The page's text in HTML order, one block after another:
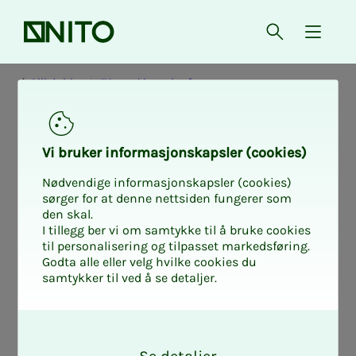
Front page Open{
Slik jobber NITO med bærekraft
NITO and the
Sus­­­tain­able De­
vel­op­­­ment Goals
Vi bruk­er in­­­­­for­­­masjon­skap­sler (cook­ies)
Nødvendige informasjonskapsler (cookies)
sørger for at denne nettsiden fungerer som
den skal.
I tillegg ber vi om samtykke til å bruke cookies
til personalisering og tilpasset markedsføring.
Godta alle eller velg hvilke cookies du
samtykker til ved å se detaljer.